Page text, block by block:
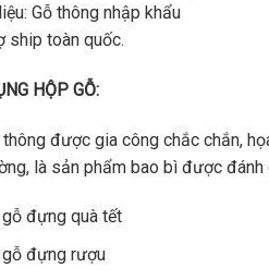
Gỗ thông nhập khẩu
ship toàn quốc.
HỘP GỖ:
được gia công chắc chắn,
là sản phẩm bao bì được
gỗ đựng quà tết
đựng rượu